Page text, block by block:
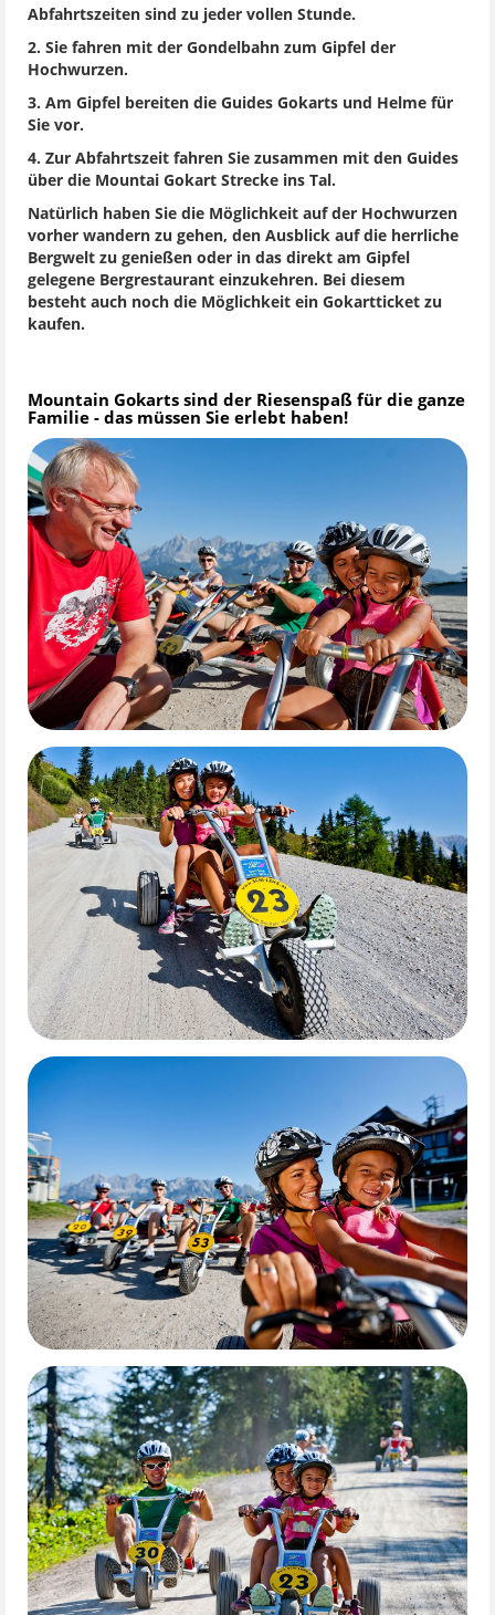
Abfahrtszeiten sind zu jeder vollen Stunde.
2. Sie fahren mit der Gondelbahn zum Gipfel der
Hochwurzen.
3. Am Gipfel bereiten die Guides Gokarts und Helme für
Sie vor.
4. Zur Abfahrtszeit fahren Sie zusammen mit den Guides
über die Mountai Gokart Strecke ins Tal.
Natürlich haben Sie die Möglichkeit auf der Hochwurzen
vorher wandern zu gehen, den Ausblick auf die herrliche
Bergwelt zu genießen oder in das direkt am Gipfel
gelegene Bergrestaurant einzukehren. Bei diesem
besteht auch noch die Möglichkeit ein Gokartticket zu
kaufen.
Mountain Gokarts sind der Riesenspaß für die ganze
Familie - das müssen Sie erlebt haben!